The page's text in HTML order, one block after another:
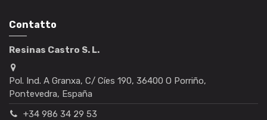
Contatto
Resinas Castro S. L.
Pol. Ind. A Granxa, C/ Cíes 190, 36400 O Porriño,
Pontevedra, España
+34 986 34 29 53